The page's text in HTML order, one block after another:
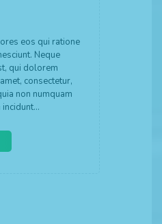
eos qui ratione
Neque
qui dolorem
consectetur,
non numquam
incidunt…